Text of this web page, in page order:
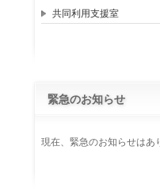
共同利用支援室
緊急のお知らせ
現在、緊急のお知らせはあ